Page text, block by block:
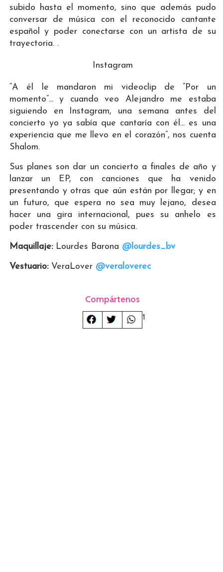
subido hasta el momento, sino que además pudo
conversar de música con el reconocido cantante
español y poder conectarse con un artista de su
trayectoria. .
Instagram
“A él le mandaron mi videoclip de “Por un
momento”... y cuando veo Alejandro me estaba
siguiendo en Instagram, una semana antes del
concierto yo ya sabía que cantaría con él... es una
experiencia que me llevo en el corazón”, nos cuenta
Shalom.
Sus planes son dar un concierto a finales de año y
lanzar un EP, con canciones que ha venido
presentando y otras que aún están por llegar; y en
un futuro, que espera no sea muy lejano, desea
hacer una gira internacional, pues su anhelo es
poder trascender con su música.
Maquillaje: Lourdes Barona @lourdes_bv
Vestuario:VeraLover @veraloverec
Compártenos
1